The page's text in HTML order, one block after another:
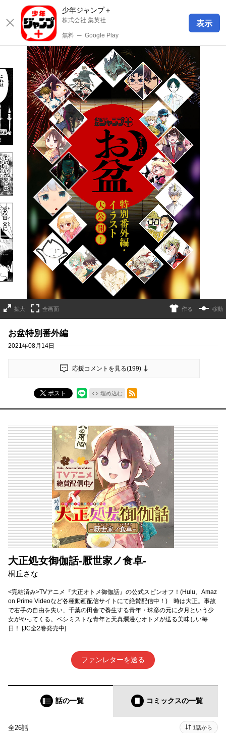
少年ジャンプ＋
株式会社 集英社
無料 ─ Google Play
表示
拡大 全画面 作る 移動
お盆特別番外編
2021年08月14日
応援コメントを見る(199)
ポスト 埋め込む
RSSフィード
大正処女御伽話-厭世家ノ食卓-
桐丘さな
<完結済み>TVアニメ『大正オトメ御伽話』の公式スピンオフ！(Hulu、Amaz
on Prime Videoなど各種動画配信サイトにて絶賛配信中！) 時は大正。事故
で右手の自由を失い、千葉の田舎で養生する青年・珠彦の元に夕月という少
女がやってくる。ペシミストな青年と天真爛漫なオトメが送る美味しい毎
日！ [JC全2巻発売中]
ファンレターを送る
話の一覧 コミックスの一覧
全26話 1話から